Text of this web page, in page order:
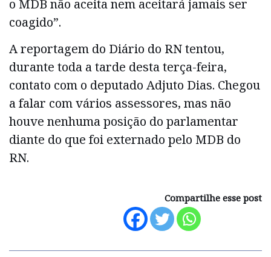
o MDB não aceita nem aceitará jamais ser
coagido”.
A reportagem do Diário do RN tentou,
durante toda a tarde desta terça-feira,
contato com o deputado Adjuto Dias. Chegou
a falar com vários assessores, mas não
houve nenhuma posição do parlamentar
diante do que foi externado pelo MDB do
RN.
Compartilhe esse post